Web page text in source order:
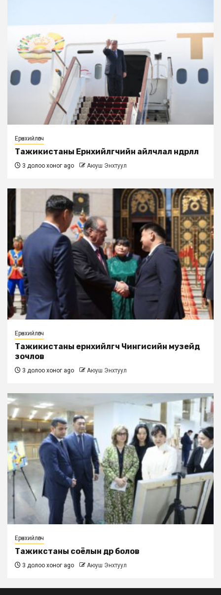
Ерөнхийлөгч
Тажикистаны Ерөнхийлөгчийн айлчлал өндөрлөлөө
3 долоо хоног ago Аюуш Энхтуул
Ерөнхийлөгч
Тажикистаны ерөнхийлөгч Чингисийн музейд
зочлов
3 долоо хоног ago Аюуш Энхтуул
Ерөнхийлөгч
Тажикстаны соёлын өдөр болов
3 долоо хоног ago Аюуш Энхтуул